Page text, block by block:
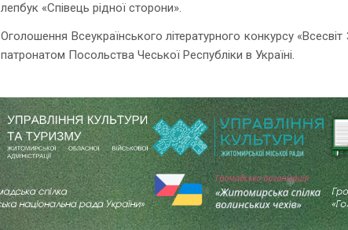
лепбук «Співець рідної сторони».
Оголошення Всеукраїнського літературного конкурсу
патронатом Посольства Чеської Республіки в Україні.